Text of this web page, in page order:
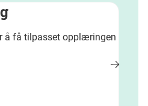
å få tilpasset opplæringen